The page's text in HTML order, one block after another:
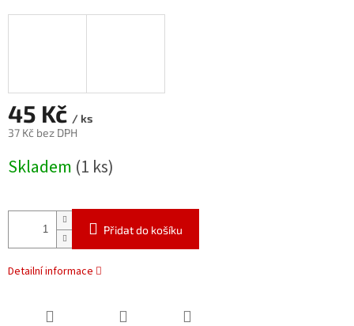
45 Kč / ks
37 Kč bez DPH
cena:
Skladem (1 ks)
Přidat do košíku
Detailní informace